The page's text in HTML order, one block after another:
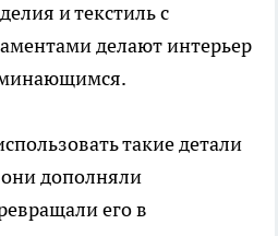
и текстиль с
делают интерьер
такие детали
дополняли
его в